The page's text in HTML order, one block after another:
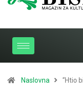
Naslovna “Htio